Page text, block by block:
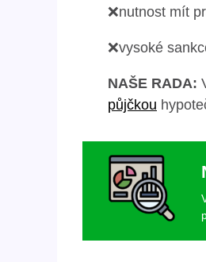
❌nutnost mít
❌vysoké
NAŠE RADA:
půjčkou